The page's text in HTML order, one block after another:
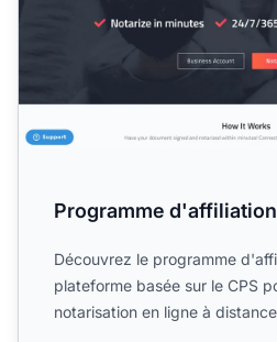
Programme
Découvrez le programme
plateforme basée sur le CPS
notarisation en ligne à